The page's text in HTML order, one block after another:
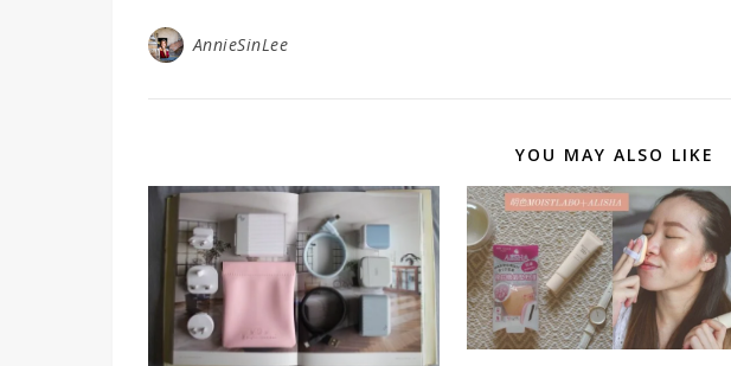
AnnieSinLee
YOU MAY ALSO LIKE